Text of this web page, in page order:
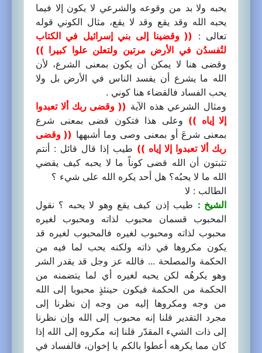
يحبه ولا بد من وقوعه والشرعي لا يكون إلا فيما
يحبه الله وقد يقع وقد لا يقع، مثال الكوني قوله
تعالى :
(( وقضينا إلى بني إسرائيل في الكتاب
لتُفسدُن في الأرض مرتين ولتعلن علوا كبيرا ))
وقضى هنا لا يمكن أن يكون بمعنى الشرع، لأن
الله ما يشرع أن يفسد الناس في الأرض بل ولا
يحب الفساد فالقضاء هنا كوني .
ومثال الشرعي هذه الآية (( وقضى ربك ألا تعبدوا
إلا إياه )) وعلى هذا فتكون قضى بمعنى شرع
بمعنى شرعَ أو بمعنى وصى وما أشبهها (( وقضى
ربك ألا تعبدوا إلا إياه )) طيب إذا قال قائل : أنتم
تثبتون أن الله قضى كوناً ما لا يحبه كيف يقضي
الله ما لا يحبُه؟ هل أحد يكره الله على شيء ؟
الطالب : لا
الشيخ : طيب إذن كيف يقع وهو لا يحبه ؟ نقول
المحبوب قسمان محبوب لذاته ومحبوب لغيره
محبوب لذاته ومحبوب لغيره فالمحبوب لغيره قد
يكون مكروها في ذاته ولكنه يحب لما فيه من
الحكمة والمصلحة ... فالله عز وجل قد يقدر الشر
وهو يكرهُه لكن يحبه لغيره أي لما يتضمنه من
الحكمة من الحكمة فيكون حينئذٍ محبوبا إلى الله
من وجه ومكروها إليه من وجه إن نظرنا إلى
مجرد التقدير قلنا إنه محبوب إلى الله وإن نظرنا
إلى ذات الشيء المقدّر قلنا إنه مكروه إلى الله إذا
كان مما يكرهه أعطوا بالكم يا إخوان، فالفساد في